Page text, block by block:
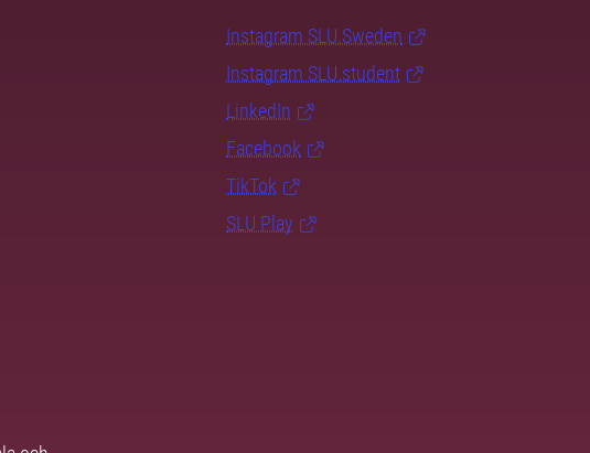
Instagram SLU.Sweden
Instagram SLU.student
LinkedIn
Facebook
TikTok
SLU Play